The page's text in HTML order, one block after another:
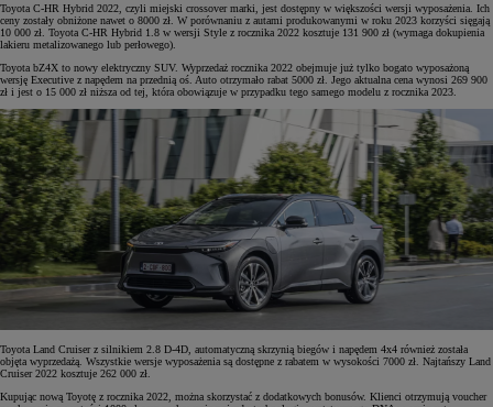
Toyota C-HR Hybrid 2022, czyli miejski crossover marki, jest dostępny w większości wersji wyposażenia. Ich
ceny zostały obniżone nawet o 8000 zł. W porównaniu z autami produkowanymi w roku 2023 korzyści sięgają
10 000 zł. Toyota C-HR Hybrid 1.8 w wersji Style z rocznika 2022 kosztuje 131 900 zł (wymaga dokupienia
lakieru metalizowanego lub perłowego).
Toyota bZ4X to nowy elektryczny SUV. Wyprzedaż rocznika 2022 obejmuje już tylko bogato wyposażoną
wersję Executive z napędem na przednią oś. Auto otrzymało rabat 5000 zł. Jego aktualna cena wynosi 269 900
zł i jest o 15 000 zł niższa od tej, która obowiązuje w przypadku tego samego modelu z rocznika 2023.
Toyota Land Cruiser z silnikiem 2.8 D-4D, automatyczną skrzynią biegów i napędem 4x4 również została
objęta wyprzedażą. Wszystkie wersje wyposażenia są dostępne z rabatem w wysokości 7000 zł. Najtańszy Land
Cruiser 2022 kosztuje 262 000 zł.
Kupując nową Toyotę z rocznika 2022, można skorzystać z dodatkowych bonusów. Klienci otrzymują voucher